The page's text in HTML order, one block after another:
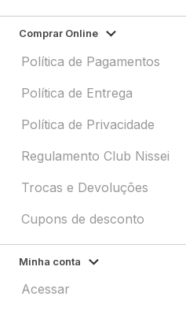
Comprar Online
Política de Pagamentos
Política de Entrega
Política de Privacidade
Regulamento Club Nissei
Trocas e Devoluções
Cupons de desconto
Minha conta
Acessar